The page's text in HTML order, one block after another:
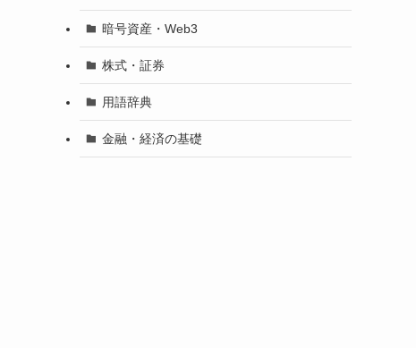
暗号資産・Web3
株式・証券
用語辞典
金融・経済の基礎